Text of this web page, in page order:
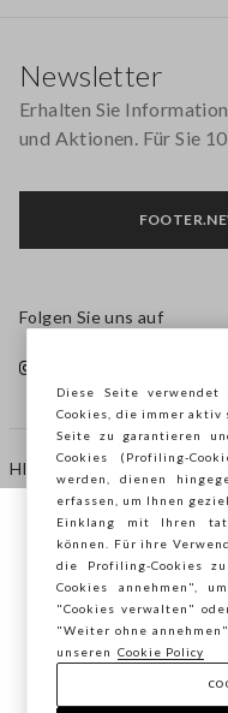
HILFE
AGENTUR
KONTAKTE
Newsletter
Erhalten Sie
und Aktionen. Für Sie
Folgen Sie uns auf
Copyright © Ovs
Sie surfen auf der
Österreich,
speichern?
Diese Seite verwendet
Cookies, die immer
Seite zu garantieren
Cookies (Profiling-
werden, dienen
erfassen, um Ihnen
Einklang mit Ihren
können. Für ihre
die Profiling-Cookies
Cookies annehmen",
"Cookies verwalten"
"Weiter ohne
unseren
Cookie Policy